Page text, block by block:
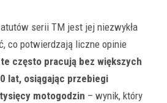
serii TM jest jej niezwykła
co potwierdzają liczne opinie
często pracują bez większych
lat, osiągając przebiegi
motogodzin – wynik, który